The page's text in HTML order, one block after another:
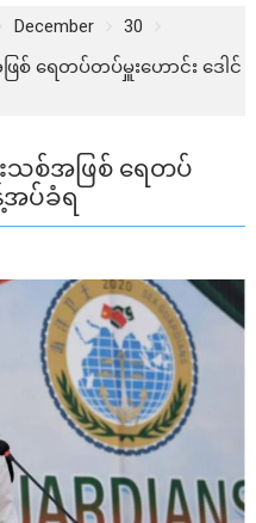
December
30
ရေတပ်တပ်မှူးဟောင်း ဒေါင်
စ်အဖြစ် ရေတပ်
အပ်ခံရ